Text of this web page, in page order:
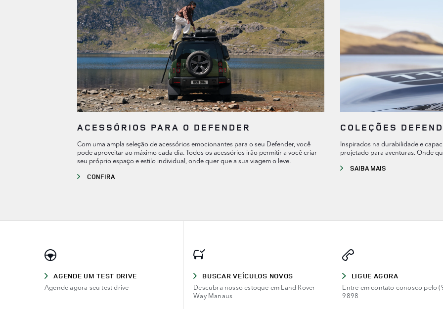
ACESSÓRIOS PARA O DEFENDER
Com uma ampla seleção de acessórios emocionantes para o seu Defender, você
pode aproveitar ao máximo cada dia. Todos os acessórios irão permitir a você criar
seu próprio espaço e estilo individual, onde quer que a sua viagem o leve.
CONFIRA
COLEÇÕES
Inspirados na durabilidade e
projetado para aventuras. Onde
SAIBA MAIS
AGENDE UM TEST DRIVE
Agende agora seu test drive
BUSCAR VEÍCULOS NOVOS
Descubra nosso estoque em Land Rover
Way Manaus
LIGUE AGORA
Entre em contato conosco pelo
9898